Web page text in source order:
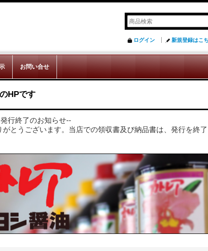
ログイン 新規登録はこ
お問い合せ
HPです
行終了のお知らせ--
とうございます。当店での領収書及び納品書は、発行を終了